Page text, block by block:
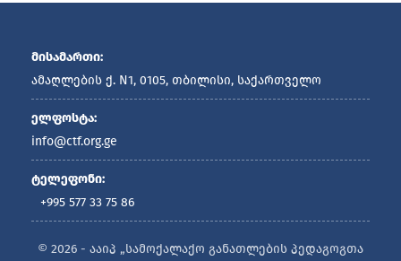
მისამართი:
ამაღლების ქ. N1, 0105, თბილისი, საქართველო
ელფოსტა:
info@ctf.org.ge
ტელეფონი:
+995 577 33 75 86
© 2026 - ააიპ „სამოქალაქო განათლების პედაგოგთა